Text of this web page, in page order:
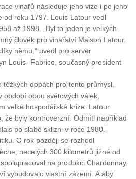
vinařů následuje jeho vize i po jeho
od roku 1797. Louis Latour vedl
až 1998. „Byl to jeden je velkých
člověk pro vinařství Maison Latour.
němu,“ uvedl pro server
Louis- Fabrice, současný president
těžkých dobách pro tento průmysl.
období obou světových válek,
velké hospodářské krize. Latour
že byly kontroverzní. Odmítl například
po slabé sklizni v roce 1980.
O rok později se rozhodl
necelých 300 kilometrů jižné od
na produkci Chardonnay.
vybudovalo vlastní zázemí. A aby